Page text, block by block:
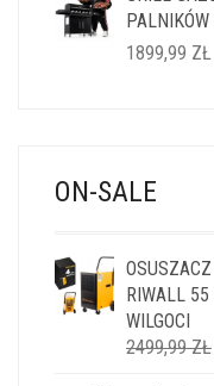
1899,99 ZŁ
ON-SALE
RIWALL
WILGOCI
2499,99ZŁ